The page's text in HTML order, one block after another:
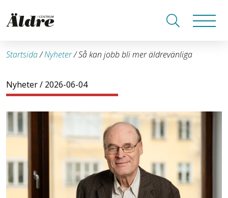
Startsida/Nyheter/Så kan jobb bli mer äldrevänliga
Nyheter/ 2026-06-04